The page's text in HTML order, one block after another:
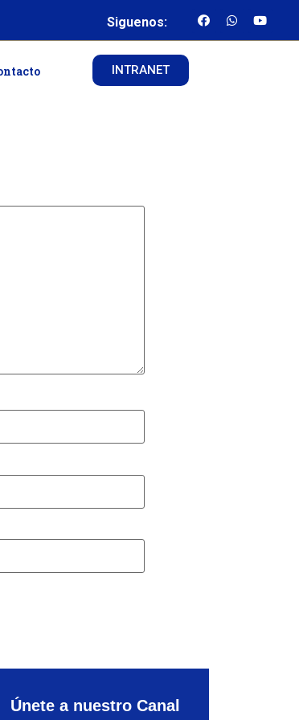
Siguenos:
INTRANET
Únete a nuestro Canal